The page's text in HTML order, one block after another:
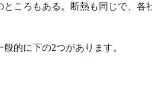
ころもある。断熱も同じで、各
的に下の2つがあります。